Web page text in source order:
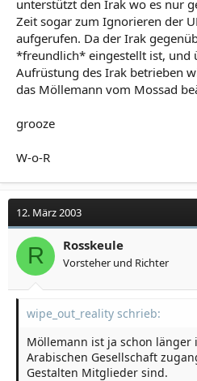
unterstützt den Irak wo es nur
Zeit sogar zum Ignorieren der
aufgerufen. Da der Irak
*freundlich* eingestellt ist, und
Aufrüstung des Irak betrieben
das Möllemann vom Mossad
grooze
W-o-R
12. März 2003
R Rosskeule
Vorsteher und Richter
wipe_out_reality schrieb:
Möllemann ist ja schon länger
Arabischen Gesellschaft
Gestalten Mitglieder sind.